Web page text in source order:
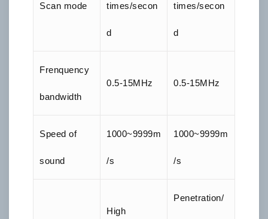
Scan mode times/secon
d
times/secon
d
Frenquency
bandwidth
0.5-15MHz 0.5-15MHz
Speed of
sound
1000~9999m
/s
1000~9999m
/s
High
Penetration/